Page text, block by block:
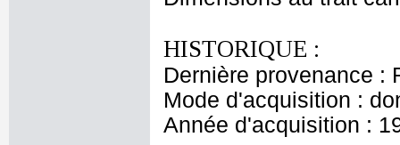
HISTORIQUE :
Dernière provenance :
Mode d'acquisition :
Année d'acquisition :